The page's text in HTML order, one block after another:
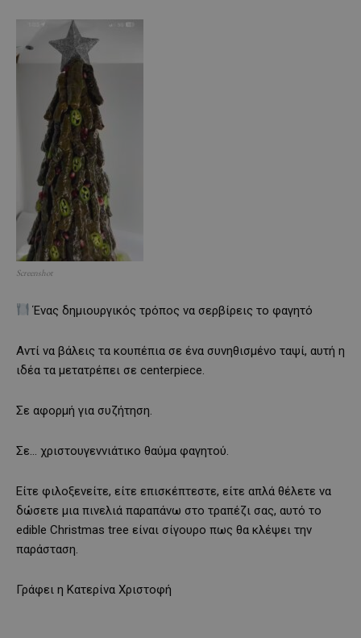
Screenshot
Ένας δημιουργικός τρόπος να σερβίρεις το φαγητό
Αντί να βάλεις τα κουπέπια σε ένα συνηθισμένο ταψί, αυτή η
ιδέα τα μετατρέπει σε centerpiece.
Σε αφορμή για συζήτηση.
Σε… χριστουγεννιάτικο θαύμα φαγητού.
Είτε φιλοξενείτε, είτε επισκέπτεστε, είτε απλά θέλετε να
δώσετε μια πινελιά παραπάνω στο τραπέζι σας, αυτό το
edible Christmas tree είναι σίγουρο πως θα κλέψει την
παράσταση.
Γράφει η Κατερίνα Χριστοφή